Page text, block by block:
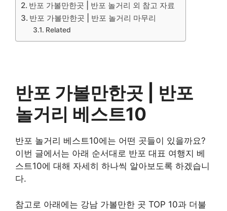
반포 가볼만한곳 | 반포 놀거리 외 참고 자료
반포 가볼만한곳 | 반포 놀거리 마무리
Related
반포 가볼만한곳 | 반포
놀거리 베스트10
반포 놀거리 베스트10에는 어떤 곳들이 있을까요?
이번 글에서는 아래 순서대로 반포 대표 여행지 베
스트10에 대해 자세히 하나씩 알아보도록 하겠습니
다.
참고로 아래에는 강남 가볼만한 곳 TOP 10과 더불